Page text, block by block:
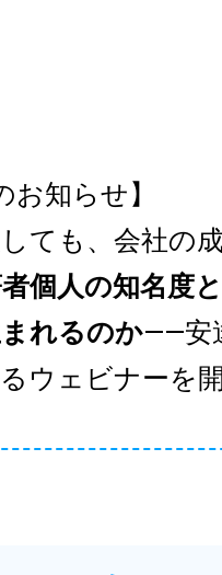
お知らせ】
ても、会社の
個人の知名度
れるのか——安
ウェビナーを